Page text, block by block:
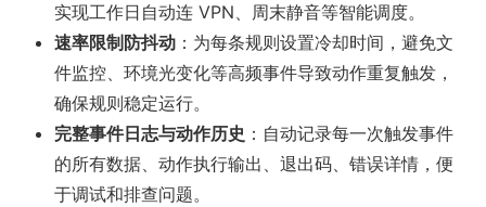
实现工作日自动连 VPN、周末静音等智能调度。
速率限制防抖动 ：为每条规则设置冷却时间，避免文
件监控、环境光变化等高频事件导致动作重复触发，
确保规则稳定运行。
完整事件日志与动作历史 ：自动记录每一次触发事件
的所有数据、动作执行输出、退出码、错误详情，便
于调试和排查问题。